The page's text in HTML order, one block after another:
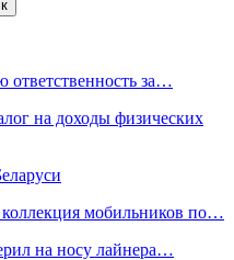
ответственность за…
на доходы физических
коллекция мобильников по…
на носу лайнера…